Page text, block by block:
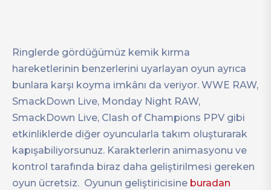
Ringlerde gördüğümüz kemik kırma
hareketlerinin benzerlerini uyarlayan oyun ayrıca
bunlara karşı koyma imkânı da veriyor. WWE RAW,
SmackDown Live, Monday Night RAW,
SmackDown Live, Clash of Champions PPV gibi
etkinliklerde diğer oyuncularla takım oluşturarak
kapışabiliyorsunuz. Karakterlerin animasyonu ve
kontrol tarafında biraz daha geliştirilmesi gereken
oyun ücretsiz. Oyunun geliştiricisine buradan